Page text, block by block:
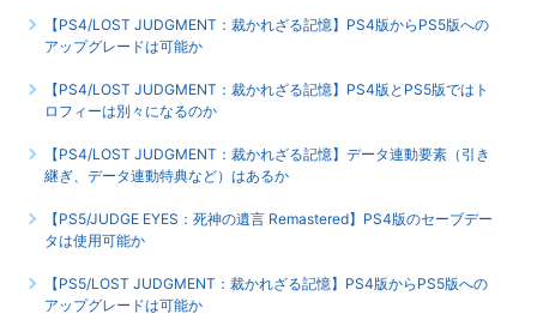
【PS4/LOST JUDGMENT：裁かれざる記憶】PS4版からPS5版への
アップグレードは可能か
【PS4/LOST JUDGMENT：裁かれざる記憶】PS4版とPS5版ではト
ロフィーは別々になるのか
【PS4/LOST JUDGMENT：裁かれざる記憶】データ連動要素（引き
継ぎ、データ連動特典など）はあるか
【PS5/JUDGE EYES：死神の遺言 Remastered】PS4版のセーブデー
タは使用可能か
【PS5/LOST JUDGMENT：裁かれざる記憶】PS4版からPS5版への
アップグレードは可能か